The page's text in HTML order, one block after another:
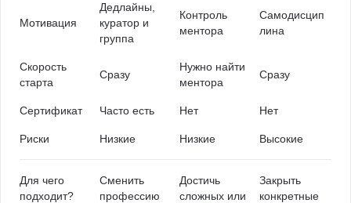
Мотивация
Дедлайны,
куратор и
группа
Контроль
ментора
Самодисцип
лина
Скорость
старта
Сразу
Нужно найти
ментора
Сразу
Сертификат Часто есть Нет Нет
Риски Низкие Низкие Высокие
Для чего
подходит?
Сменить
профессию
Достичь
сложных или
Закрыть
конкретные